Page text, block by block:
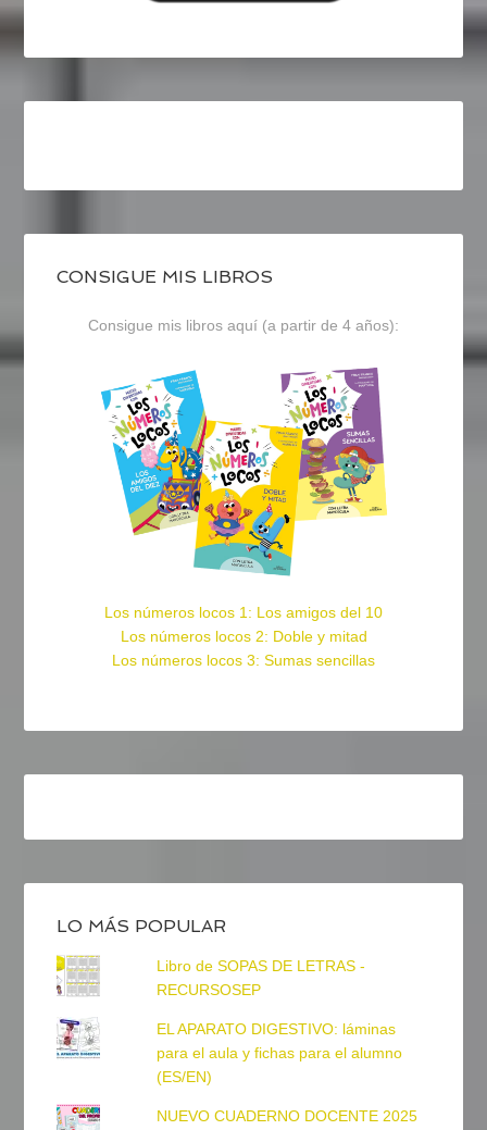
CONSIGUE MIS LIBROS
Consigue mis libros aquí (a partir de 4 años):
Los números locos 1: Los amigos del 10
Los números locos 2: Doble y mitad
Los números locos 3: Sumas sencillas
LO MÁS POPULAR
Libro de SOPAS DE LETRAS -
RECURSOSEP
EL APARATO DIGESTIVO: láminas
para el aula y fichas para el alumno
(ES/EN)
NUEVO CUADERNO DOCENTE 2025